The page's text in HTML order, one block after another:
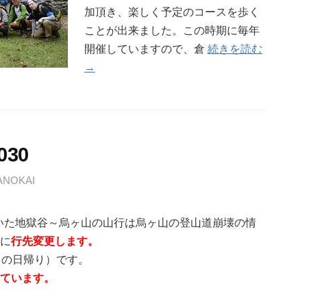
加頂き、楽しく予定のコースを歩く
ことが出来ました。この時期に毎年
開催していますので、倉 続きを読む
→
地獄谷～烏ヶ山の山行は烏ヶ山の登山道崩壊の情
行先変更します。
日帰り）です。
います。